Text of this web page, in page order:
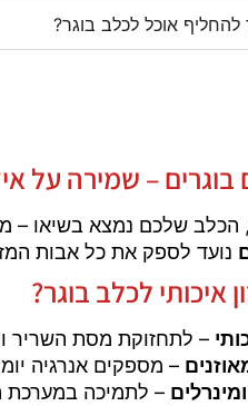
אוכל לכלב בוגר?
בוגרים – שמירה על
שלכם נמצא בשיאו –
נועד לספק את כל אבות
איכותי לכלב בוגר?
– לתחזוקת מסת השריר
– מספקים אנרגיה
– לתמיכה במערכת